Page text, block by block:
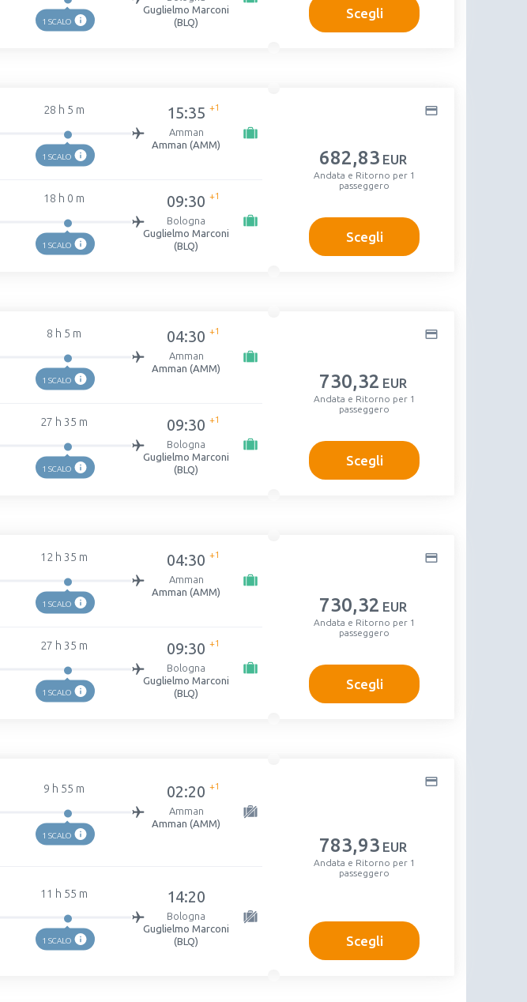
1 SCALO
Guglielmo Marconi
(BLQ)
Scegli
28 h 5 m
1 SCALO
15:35 +1
Amman
Amman (AMM)
18 h 0 m
1 SCALO
09:30 +1
Bologna
Guglielmo Marconi
(BLQ)
682,83 EUR
Andata e Ritorno per 1
passeggero
Scegli
8 h 5 m
1 SCALO
04:30 +1
Amman
Amman (AMM)
27 h 35 m
1 SCALO
09:30 +1
Bologna
Guglielmo Marconi
(BLQ)
730,32 EUR
Andata e Ritorno per 1
passeggero
Scegli
12 h 35 m
1 SCALO
04:30 +1
Amman
Amman (AMM)
27 h 35 m
1 SCALO
09:30 +1
Bologna
Guglielmo Marconi
(BLQ)
730,32 EUR
Andata e Ritorno per 1
passeggero
Scegli
9 h 55 m
1 SCALO
02:20 +1
Amman
Amman (AMM)
11 h 55 m
1 SCALO
14:20
Bologna
Guglielmo Marconi
(BLQ)
783,93 EUR
Andata e Ritorno per 1
passeggero
Scegli